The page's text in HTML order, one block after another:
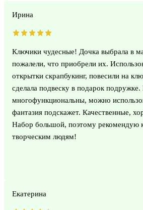
Ирина
Ключики чудесные! Дочка выбрала в
пожалели, что приобрели их.
открытки скрапбукинг, повесили на
сделала подвеску в подарок
многофункциональны, можно
фантазия подскажет. Качественные,
Набор большой, поэтому рекомендую
творческим людям!
Екатерина